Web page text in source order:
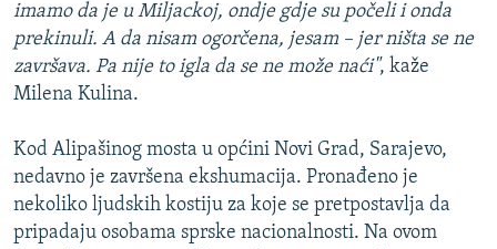
imamo da je u Miljackoj, ondje gdje su počeli i onda
prekinuli. A da nisam ogorčena, jesam – jer ništa se ne
završava. Pa nije to igla da se ne može naći", kaže
Milena Kulina.
Kod Alipašinog mosta u općini Novi Grad, Sarajevo,
nedavno je završena ekshumacija. Pronađeno je
nekoliko ljudskih kostiju za koje se pretpostavlja da
pripadaju osobama sprske nacionalnosti. Na ovom